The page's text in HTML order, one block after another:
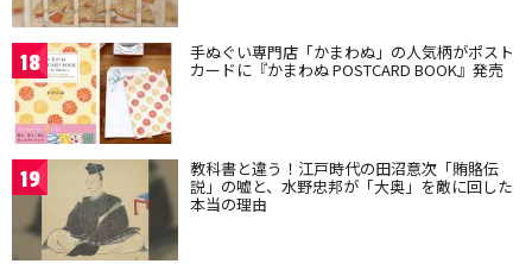
18 手ぬぐい専門店「かまわぬ」の人気柄がポスト
カードに『かまわぬ POSTCARD BOOK』発売
19 教科書と違う！江戸時代の田沼意次「賄賂伝
説」の嘘と、水野忠邦が「大奥」を敵に回した
本当の理由